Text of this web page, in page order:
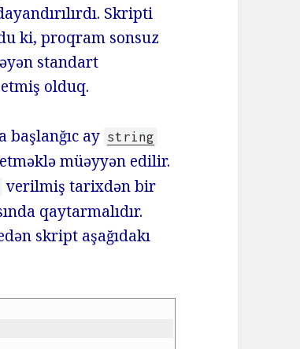
Skripti
ki, proqram sonsuz
standart
olduq.
başlanğıc ay string
etməklə müəyyən edilir.
verilmiş tarixdən bir
qaytarmalıdır.
skript aşağıdakı